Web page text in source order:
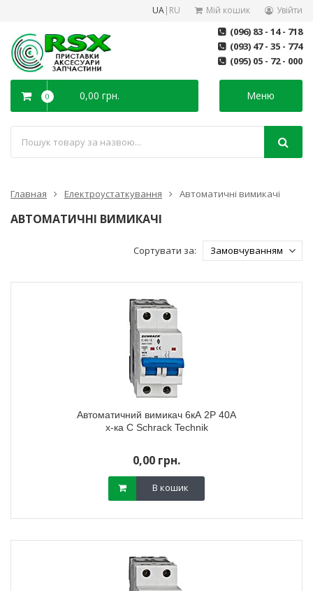
UA| RU Мій кошик Увійти
(096) 83 - 14 - 718
(093) 47 - 35 - 774
(095) 05 - 72 - 000
Меню
0 0,00 грн.
Главная Електроустаткування Автоматичні вимикачі
АВТОМАТИЧНІ ВИМИКАЧІ
Сортувати за:
Автоматичний вимикач 6кА 2P 40А
х-ка C Schrack Technik
0,00 грн.
В кошик